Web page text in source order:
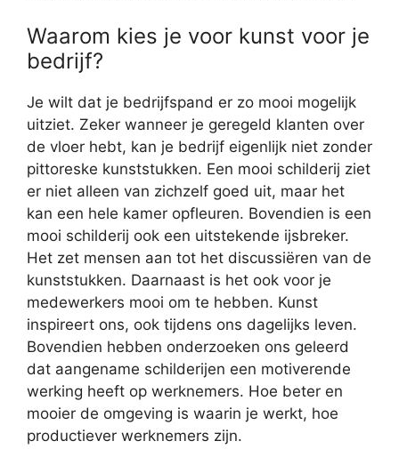
Waarom kies je voor kunst voor je
bedrijf?
Je wilt dat je bedrijfspand er zo mooi mogelijk
uitziet. Zeker wanneer je geregeld klanten over
de vloer hebt, kan je bedrijf eigenlijk niet zonder
pittoreske kunststukken. Een mooi schilderij ziet
er niet alleen van zichzelf goed uit, maar het
kan een hele kamer opfleuren. Bovendien is een
mooi schilderij ook een uitstekende ijsbreker.
Het zet mensen aan tot het discussiëren van de
kunststukken. Daarnaast is het ook voor je
medewerkers mooi om te hebben. Kunst
inspireert ons, ook tijdens ons dagelijks leven.
Bovendien hebben onderzoeken ons geleerd
dat aangename schilderijen een motiverende
werking heeft op werknemers. Hoe beter en
mooier de omgeving is waarin je werkt, hoe
productiever werknemers zijn.